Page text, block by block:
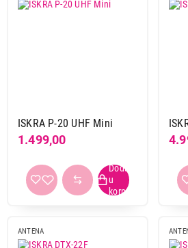
ISKRA P-20 UHF Mini
1.499,00
ANTENA